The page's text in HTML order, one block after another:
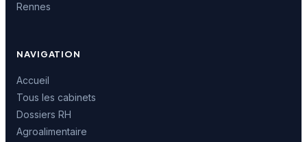
Rennes
NAVIGATION
Accueil
Tous les cabinets
Dossiers RH
Agroalimentaire